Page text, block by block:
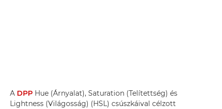
A DPP Hue (Árnyalat), Saturation (Telítettség) és
Lightness (Világosság) (HSL) csúszkáival célzott